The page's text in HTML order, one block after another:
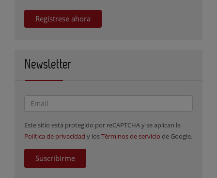
Regístrese ahora
Newsletter
Este sitio está protegido por reCAPTCHA y se aplican la
Política de privacidad y losTérminos de servicio de Google.
Suscribirme